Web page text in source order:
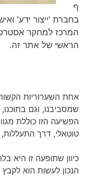
ף
בחברת 'ייצור ידע'
המרכז למחקר
הראשי של אתר זה.
אחת השערוריות
שמסביבנו, וגם
הפשיעה הזו כוללת
טוטאלי, דרך
כיוון שתופעה זו
הנכון לעשות הוא